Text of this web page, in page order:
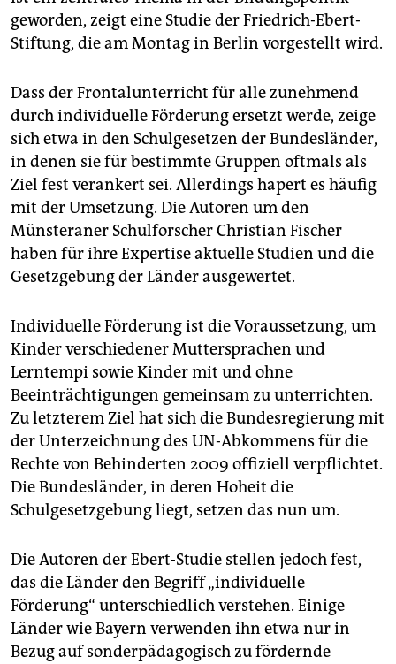
geworden, zeigt eine Studie der Friedrich-Ebert-
Stiftung, die am Montag in Berlin vorgestellt wird.
Dass der Frontalunterricht für alle zunehmend
durch individuelle Förderung ersetzt werde, zeige
sich etwa in den Schulgesetzen der Bundesländer,
in denen sie für bestimmte Gruppen oftmals als
Ziel fest verankert sei. Allerdings hapert es häufig
mit der Umsetzung. Die Autoren um den
Münsteraner Schulforscher Christian Fischer
haben für ihre Expertise aktuelle Studien und die
Gesetzgebung der Länder ausgewertet.
Individuelle Förderung ist die Voraussetzung, um
Kinder verschiedener Muttersprachen und
Lerntempi sowie Kinder mit und ohne
Beeinträchtigungen gemeinsam zu unterrichten.
Zu letzterem Ziel hat sich die Bundesregierung mit
der Unterzeichnung des UN-Abkommens für die
Rechte von Behinderten 2009 offiziell verpflichtet.
Die Bundesländer, in deren Hoheit die
Schulgesetzgebung liegt, setzen das nun um.
Die Autoren der Ebert-Studie stellen jedoch fest,
das die Länder den Begriff „individuelle
Förderung“ unterschiedlich verstehen. Einige
Länder wie Bayern verwenden ihn etwa nur in
Bezug auf sonderpädagogisch zu fördernde